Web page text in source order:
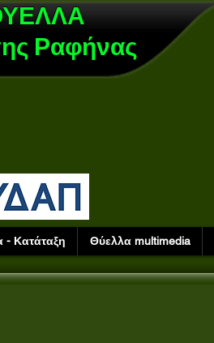
Ραφήνας
- Κατάταξη Θύελλα multimedia